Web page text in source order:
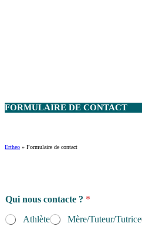
FORMULAIRE DE CONTACT
Ertheo » Formulaire de contact
Qui nous contacte ? *
Athlète
Mère/Tuteur/Tutrice